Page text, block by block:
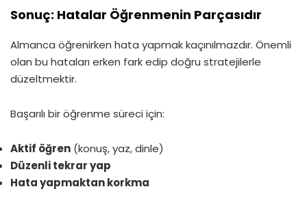
Sonuç: Hatalar Öğrenmenin Parçasıdır
Almanca öğrenirken hata yapmak kaçınılmazdır. Önemli
olan bu hataları erken fark edip doğru stratejilerle
düzeltmektir.
Başarılı bir öğrenme süreci için:
Aktif öğren (konuş, yaz, dinle)
Düzenli tekrar yap
Hata yapmaktan korkma